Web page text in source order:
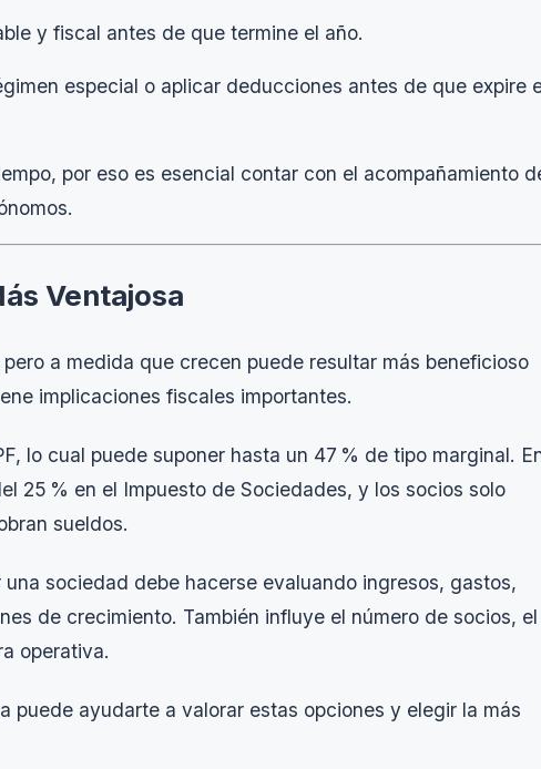
y fiscal antes de que termine el año.
especial o aplicar deducciones antes de que expire
por eso es esencial contar con el acompañamiento
Ventajosa
a medida que crecen puede resultar más beneficioso
implicaciones fiscales importantes.
lo cual puede suponer hasta un 47 % de tipo marginal.
25 % en el Impuesto de Sociedades, y los socios solo
sueldos.
sociedad debe hacerse evaluando ingresos, gastos,
de crecimiento. También influye el número de socios, el
operativa.
puede ayudarte a valorar estas opciones y elegir la más